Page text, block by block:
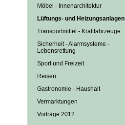
Möbel - Innenarchitektur
Lüftungs- und Heizungsanlagen
Transportmittel - Kraftfahrzeuge
Sicherheit - Alarmsysteme -
Lebensrettung
Sport und Freizeit
Reisen
Gastronomie - Haushalt
Vermarktungen
Vorträge 2012